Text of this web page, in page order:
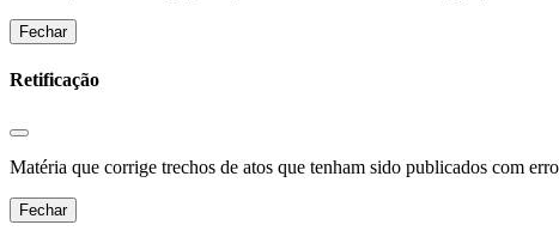
Fechar
Retificação
Matéria que corrige trechos de atos que tenham sido publicados com
Fechar